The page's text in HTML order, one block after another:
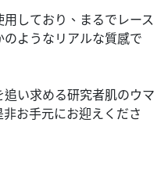
しており、まるでレース
ようなリアルな質感で
い求める研究者肌のウマ
お手元にお迎えくださ